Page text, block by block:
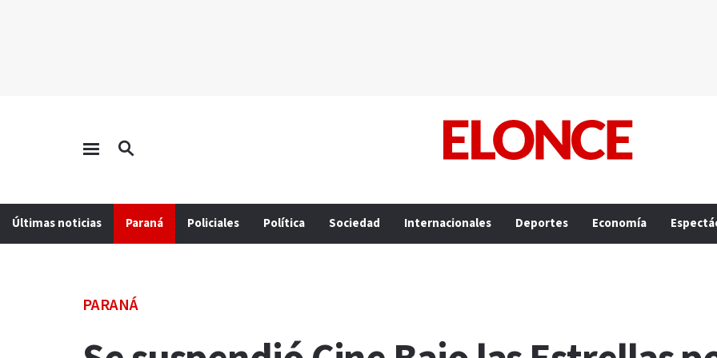
Últimas noticias Paraná Policiales Política Sociedad Internacionales Deportes Economía
PARANÁ